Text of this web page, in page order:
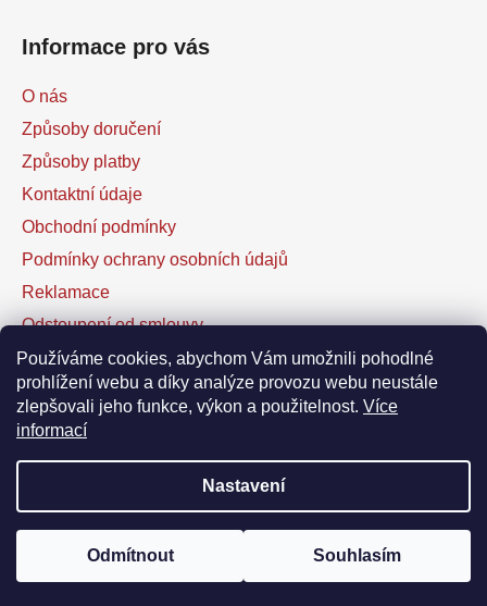
Používáme cookies, abychom Vám umožnili pohodlné
prohlížení webu a díky analýze provozu webu neustále
zlepšovali jeho funkce, výkon a použitelnost. Více
informací
Nastavení
Odmítnout Souhlasím
Informace pro vás
O nás
Způsoby doručení
Způsoby platby
Kontaktní údaje
Obchodní podmínky
Podmínky ochrany osobních údajů
Reklamace
Odstoupení od smlouvy
Kontaktní formulář
Facebook
Vytvořil Shoptet
Copyright 2026
. Všechna práva
vyhrazena.Upravit nastavení cookies